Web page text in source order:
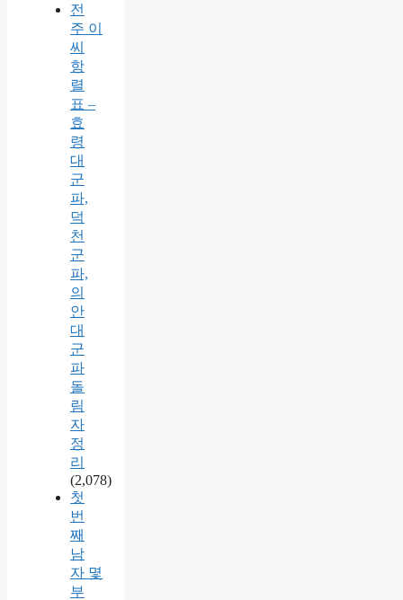
전
주 이
씨
항
렬
표 –
효
령
대
군
파,
덕
천
군
파,
의
안
대
군
파
돌
림
자
정
리
(2,078)
첫
번
째
남
자 몇
부